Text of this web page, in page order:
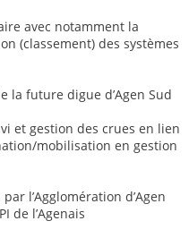
avec notamment la
(classement) des systèmes
la future digue d’Agen Sud
et gestion des crues en lien
mobilisation en gestion
l’Agglomération d’Agen
de l’Agenais